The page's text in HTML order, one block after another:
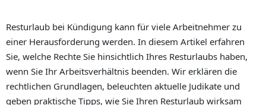
Resturlaub bei Kündigung kann für viele Arbeitnehmer zu
einer Herausforderung werden. In diesem Artikel erfahren
Sie, welche Rechte Sie hinsichtlich Ihres Resturlaubs haben,
wenn Sie Ihr Arbeitsverhältnis beenden. Wir erklären die
rechtlichen Grundlagen, beleuchten aktuelle Judikate und
geben praktische Tipps, wie Sie Ihren Resturlaub wirksam